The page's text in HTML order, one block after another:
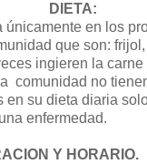
DIETA:
únicamente en los
que son:
ingieren la
comunidad no
en su dieta diaria
enfermedad.
Y HORARIO.